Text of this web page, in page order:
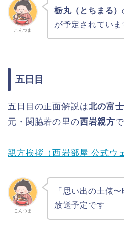
こんつま
栃丸（とちまる）
が予定されていま
五日目
五日目の正面解説は北の富
元・関脇若の里の西岩親方
親方挨拶（西岩部屋 公式ウ
こんつま
「思い出の土俵
放送予定です